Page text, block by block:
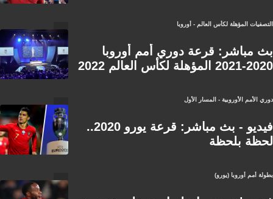
التصفيات المؤهلة لكأس العالم - أوروبا
بث مباشر: قرعة دوري أمم أوروبا
2020-2021 المؤهلة لكأس العالم 2022
دوري الأمم الأوروبية - المسار الأول
فيديو - بث مباشر: قرعة يورو 2020..
لحظة بلحظة
بطولة أمم أوروبا (يورو)